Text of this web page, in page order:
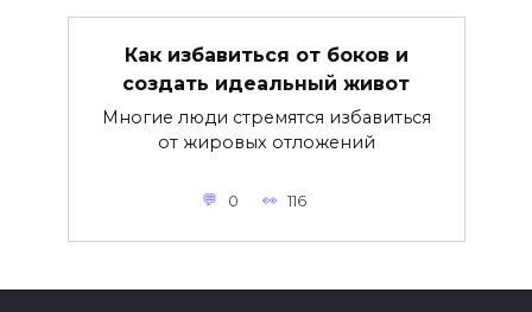
Как избавиться от боков и
создать идеальный живот
Многие люди стремятся избавиться
от жировых отложений
0 116